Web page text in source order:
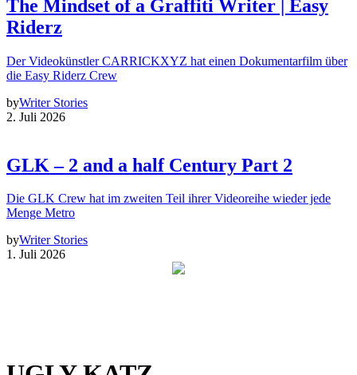
The Mindset of a Graffiti Writer | Easy
Riderz
Der Videokünstler CARRICKXYZ hat einen Dokumentarfilm über
die Easy Riderz Crew
byWriter Stories
2. Juli 2026
GLK – 2 and a half Century Part 2
Die GLK Crew hat im zweiten Teil ihrer Videoreihe wieder jede
Menge Metro
byWriter Stories
1. Juli 2026